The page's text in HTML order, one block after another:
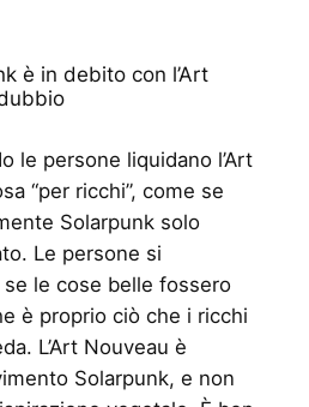
è in debito con l’Art
le persone liquidano l’Art
“per ricchi”, come se
Solarpunk solo
Le persone si
le cose belle fossero
è proprio ciò che i ricchi
L’Art Nouveau è
Solarpunk, e non